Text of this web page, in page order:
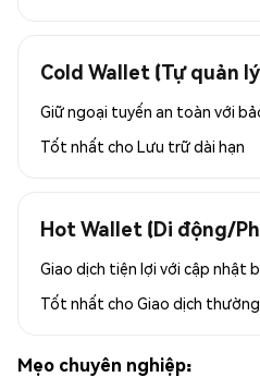
Cold Wallet (Tự quản
Giữ ngoại tuyến an toàn với
Tốt nhất cho Lưu trữ dài hạn
Hot Wallet (Di động/
Giao dịch tiện lợi với cập nhật
Tốt nhất cho Giao dịch
Mẹo chuyên nghiệp: